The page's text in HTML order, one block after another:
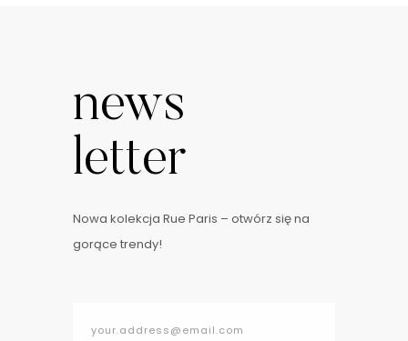
news
letter
Nowa kolekcja Rue Paris – otwórz się na
gorące trendy!